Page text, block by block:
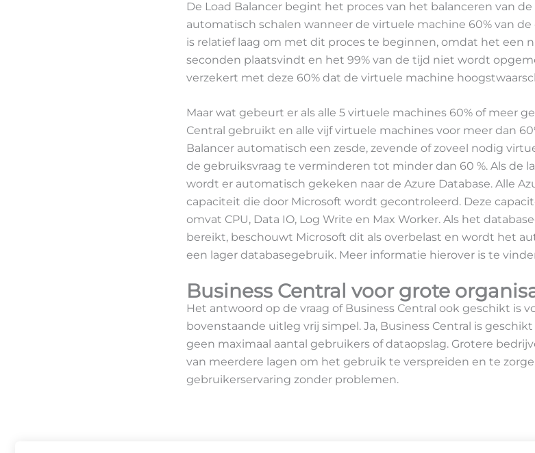
De Load Balancer begint het proces van het balanceren van
automatisch schalen wanneer de virtuele machine 60% van
is relatief laag om met dit proces te beginnen, omdat het een
seconden plaatsvindt en het 99% van de tijd niet wordt
verzekert met deze 60% dat de virtuele machine
Maar wat gebeurt er als alle 5 virtuele machines 60% of meer
Central gebruikt en alle vijf virtuele machines voor meer dan
Balancer automatisch een zesde, zevende of zoveel nodig
de gebruiksvraag te verminderen tot minder dan 60 %. Als de
wordt er automatisch gekeken naar de Azure Database. Alle
capaciteit die door Microsoft wordt gecontroleerd. Deze
omvat CPU, Data IO, Log Write en Max Worker. Als het
bereikt, beschouwt Microsoft dit als overbelast en wordt het
een lager databasegebruik. Meer informatie hierover is te
Business Central voor grote
Het antwoord op de vraag of Business Central ook geschikt is
bovenstaande uitleg vrij simpel. Ja, Business Central is
geen maximaal aantal gebruikers of dataopslag. Grotere
van meerdere lagen om het gebruik te verspreiden en te
gebruikerservaring zonder problemen.